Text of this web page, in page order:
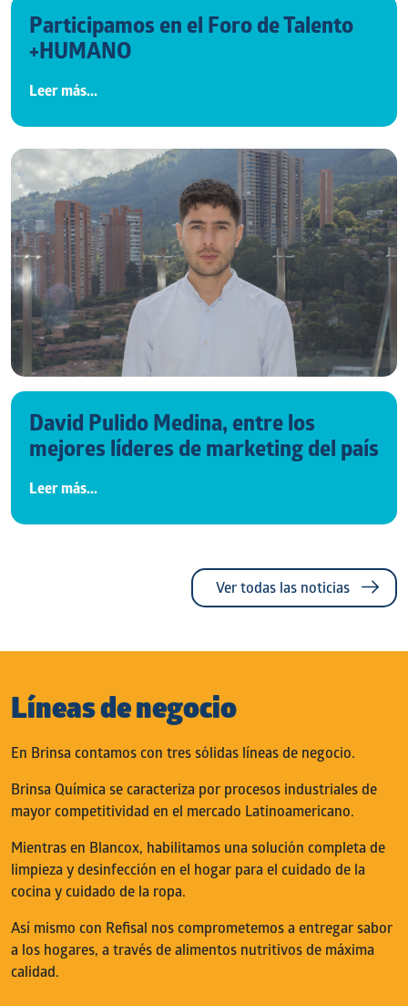
Participamos en el Foro de Talento
+HUMANO
Leer más...
David Pulido Medina, entre los
mejores líderes de marketing del país
Leer más...
Ver todas las noticias
Líneas de negocio
En Brinsa contamos con tres sólidas líneas de negocio.
Brinsa Química se caracteriza por procesos industriales de
mayor competitividad en el mercado Latinoamericano.
Mientras en Blancox, habilitamos una solución completa de
limpieza y desinfección en el hogar para el cuidado de la
cocina y cuidado de la ropa.
Así mismo con Refisal nos comprometemos a entregar sabor
a los hogares, a través de alimentos nutritivos de máxima
calidad.